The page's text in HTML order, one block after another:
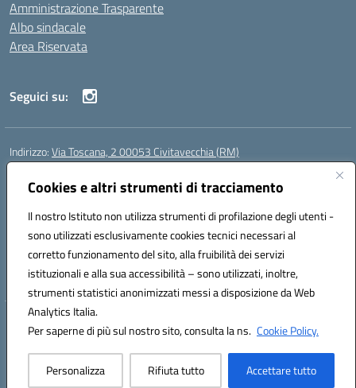
Cookies e altri strumenti di tracciamento
Il nostro Istituto non utilizza strumenti di profilazione degli utenti -
sono utilizzati esclusivamente cookies tecnici necessari al
corretto funzionamento del sito, alla fruibilità dei servizi
istituzionali e alla sua accessibilità – sono utilizzati, inoltre,
strumenti statistici anonimizzati messi a disposizione da Web
Analytics Italia.
Per saperne di più sul nostro sito, consulta la ns. Cookie Policy.
Personalizza Rifiuta tutto Accettare tutto
Amministrazione Trasparente
Albo sindacale
Area Riservata
Seguici su:
Indirizzo:Via Toscana, 2 00053 Civitavecchia (RM)
Centralino:
Posta elettronica certificata (PEC):rmic8b900g@pec.istruzione.it
Codice fiscale: 91038380589
Codice meccanografico:RMIC8B900G
Codice Indice delle Pubbliche Amministrazioni (IPA): istsc_rmic8b900g
Codice unico di fatturazione (CUF): UFP4NO
Hosting & Powered by 3D Solution S.r.l.
Concept & Design by Designers Italia